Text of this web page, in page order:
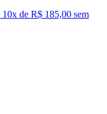
10x de R$ 185,00 sem